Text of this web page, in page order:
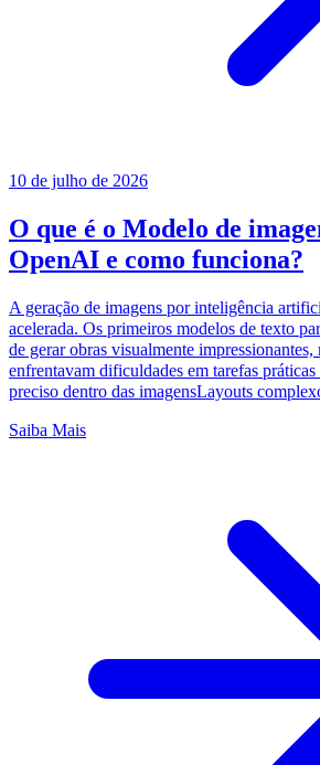
10 de julho de 2026
O que é o Modelo de
OpenAI e como funciona?
A geração de imagens por inteligência
acelerada. Os primeiros modelos de texto
de gerar obras visualmente impressionantes,
enfrentavam dificuldades em tarefas
preciso dentro das imagensLayouts
Saiba Mais